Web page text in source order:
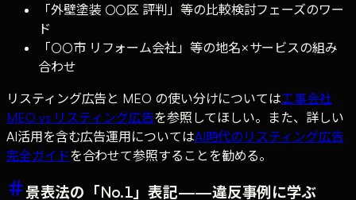
「外壁塗装 ○○区 評判」等の比較検討フェーズのワー
ド
「○○市 リフォーム会社」等の地名×サービスの組み
合わせ
リスティング広告と MEO の使い分けについては工事会社
MEO vs リスティング広告を参照してほしい。また、詳しい
AI活用を含む広告運用についてはAI時代のリスティング広告
完全ガイドを合わせて参照することを勧める。
景表法の「No.1」表記——違反事例に学ぶ